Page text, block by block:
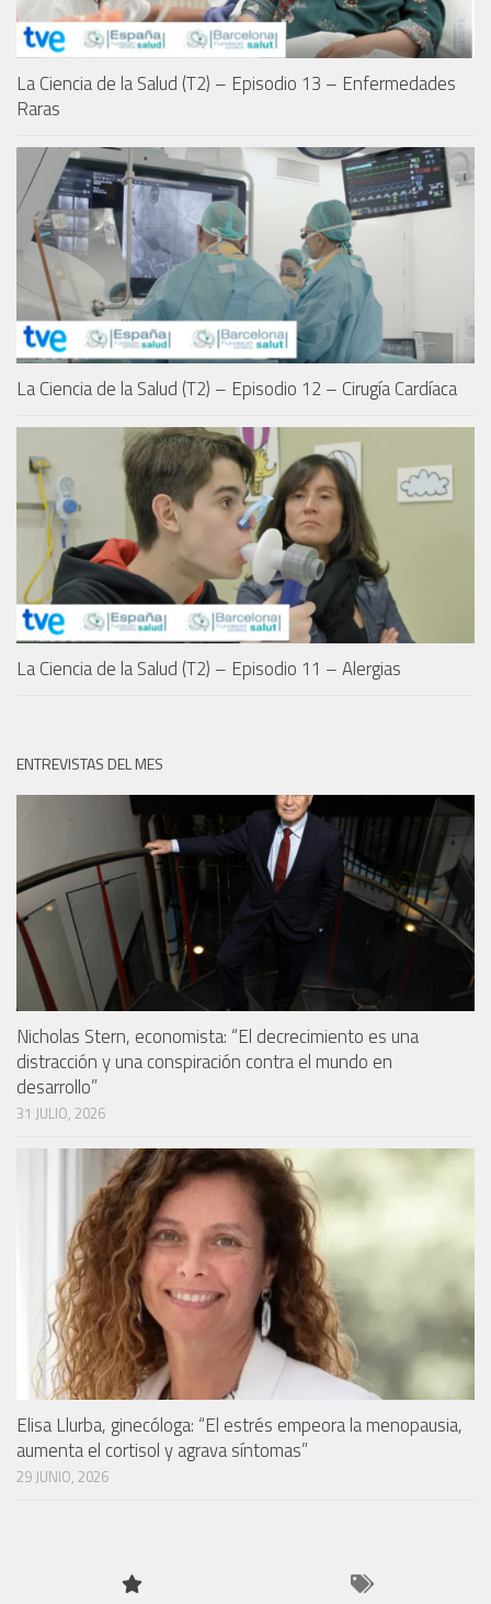
La Ciencia de la Salud (T2) – Episodio 13 – Enfermedades
Raras
La Ciencia de la Salud (T2) – Episodio 12 – Cirugía Cardíaca
La Ciencia de la Salud (T2) – Episodio 11 – Alergias
ENTREVISTAS DEL MES
Nicholas Stern, economista: “El decrecimiento es una
distracción y una conspiración contra el mundo en
desarrollo”
31 JULIO, 2026
Elisa Llurba, ginecóloga: “El estrés empeora la menopausia,
aumenta el cortisol y agrava síntomas”
29 JUNIO, 2026